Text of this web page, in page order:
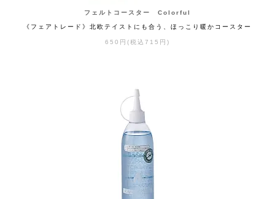
フェルトコースター Colorful
《フェアトレード》北欧テイストにも合う、ほっこり暖かコースター
650円(税込715円)